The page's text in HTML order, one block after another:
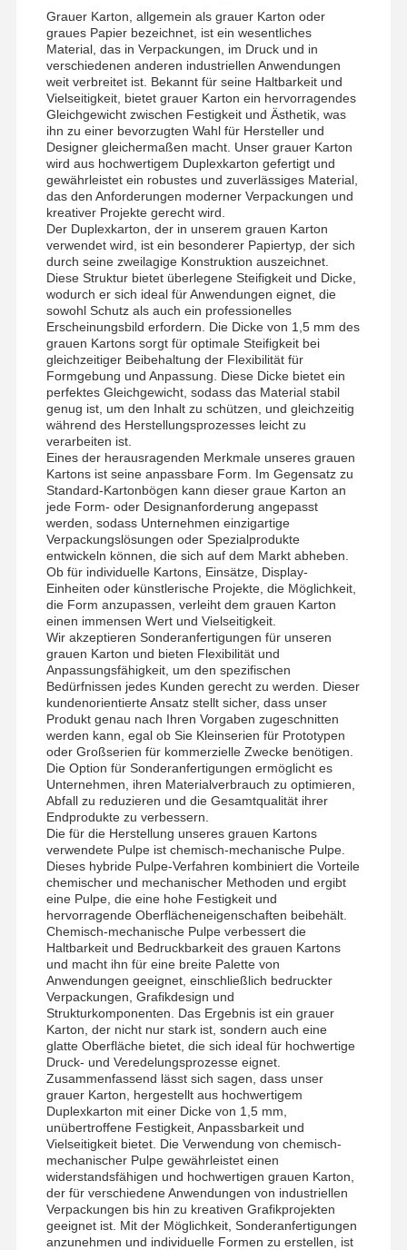
Heim Produkte Videos
Werksbesicht
Igung
Qualitätskont
Rolle
Kontaktieren
Sie Uns
Fälle Blog
Grauer Karton, allgemein als grauer Karton oder
graues Papier bezeichnet, ist ein wesentliches
Material, das in Verpackungen, im Druck und in
verschiedenen anderen industriellen Anwendungen
weit verbreitet ist. Bekannt für seine Haltbarkeit und
Vielseitigkeit, bietet grauer Karton ein hervorragendes
Gleichgewicht zwischen Festigkeit und Ästhetik, was
ihn zu einer bevorzugten Wahl für Hersteller und
Designer gleichermaßen macht. Unser grauer Karton
wird aus hochwertigem Duplexkarton gefertigt und
gewährleistet ein robustes und zuverlässiges Material,
das den Anforderungen moderner Verpackungen und
kreativer Projekte gerecht wird.
Der Duplexkarton, der in unserem grauen Karton
verwendet wird, ist ein besonderer Papiertyp, der sich
durch seine zweilagige Konstruktion auszeichnet.
Diese Struktur bietet überlegene Steifigkeit und Dicke,
wodurch er sich ideal für Anwendungen eignet, die
sowohl Schutz als auch ein professionelles
Erscheinungsbild erfordern. Die Dicke von 1,5 mm des
grauen Kartons sorgt für optimale Steifigkeit bei
gleichzeitiger Beibehaltung der Flexibilität für
Formgebung und Anpassung. Diese Dicke bietet ein
perfektes Gleichgewicht, sodass das Material stabil
genug ist, um den Inhalt zu schützen, und gleichzeitig
während des Herstellungsprozesses leicht zu
verarbeiten ist.
Eines der herausragenden Merkmale unseres grauen
Kartons ist seine anpassbare Form. Im Gegensatz zu
Standard-Kartonbögen kann dieser graue Karton an
jede Form- oder Designanforderung angepasst
werden, sodass Unternehmen einzigartige
Verpackungslösungen oder Spezialprodukte
entwickeln können, die sich auf dem Markt abheben.
Ob für individuelle Kartons, Einsätze, Display-
Einheiten oder künstlerische Projekte, die Möglichkeit,
die Form anzupassen, verleiht dem grauen Karton
einen immensen Wert und Vielseitigkeit.
Wir akzeptieren Sonderanfertigungen für unseren
grauen Karton und bieten Flexibilität und
Anpassungsfähigkeit, um den spezifischen
Bedürfnissen jedes Kunden gerecht zu werden. Dieser
kundenorientierte Ansatz stellt sicher, dass unser
Produkt genau nach Ihren Vorgaben zugeschnitten
werden kann, egal ob Sie Kleinserien für Prototypen
oder Großserien für kommerzielle Zwecke benötigen.
Die Option für Sonderanfertigungen ermöglicht es
Unternehmen, ihren Materialverbrauch zu optimieren,
Abfall zu reduzieren und die Gesamtqualität ihrer
Endprodukte zu verbessern.
Die für die Herstellung unseres grauen Kartons
verwendete Pulpe ist chemisch-mechanische Pulpe.
Dieses hybride Pulpe-Verfahren kombiniert die Vorteile
chemischer und mechanischer Methoden und ergibt
eine Pulpe, die eine hohe Festigkeit und
hervorragende Oberflächeneigenschaften beibehält.
Chemisch-mechanische Pulpe verbessert die
Haltbarkeit und Bedruckbarkeit des grauen Kartons
und macht ihn für eine breite Palette von
Anwendungen geeignet, einschließlich bedruckter
Verpackungen, Grafikdesign und
Strukturkomponenten. Das Ergebnis ist ein grauer
Karton, der nicht nur stark ist, sondern auch eine
glatte Oberfläche bietet, die sich ideal für hochwertige
Druck- und Veredelungsprozesse eignet.
Zusammenfassend lässt sich sagen, dass unser
grauer Karton, hergestellt aus hochwertigem
Duplexkarton mit einer Dicke von 1,5 mm,
unübertroffene Festigkeit, Anpassbarkeit und
Vielseitigkeit bietet. Die Verwendung von chemisch-
mechanischer Pulpe gewährleistet einen
widerstandsfähigen und hochwertigen grauen Karton,
der für verschiedene Anwendungen von industriellen
Verpackungen bis hin zu kreativen Grafikprojekten
geeignet ist. Mit der Möglichkeit, Sonderanfertigungen
anzunehmen und individuelle Formen zu erstellen, ist